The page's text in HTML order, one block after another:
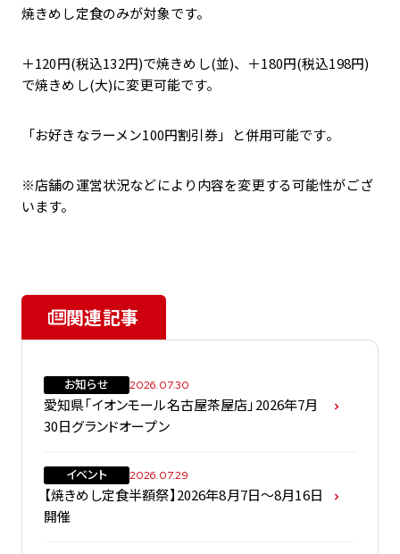
焼きめし定食のみが対象です。
＋120円(税込132円)で焼きめし(並)、＋180円(税込198円)
で焼きめし(大)に変更可能です。
「お好きなラーメン100円割引券」と併用可能です。
※店舗の運営状況などにより内容を変更する可能性がござ
います。
関連記事
お知らせ 2026.07.30
愛知県「イオンモール名古屋茶屋店」2026年7月
30日グランドオープン
イベント 2026.07.29
【焼きめし定食半額祭】2026年8月7日～8月16日
開催